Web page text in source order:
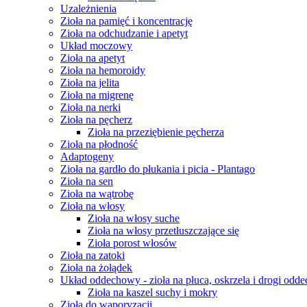
Uzależnienia
Zioła na pamięć i koncentrację
Zioła na odchudzanie i apetyt
Układ moczowy
Zioła na apetyt
Zioła na hemoroidy
Zioła na jelita
Zioła na migrenę
Zioła na nerki
Zioła na pęcherz
Zioła na przeziębienie pęcherza
Zioła na płodność
Adaptogeny
Zioła na gardło do płukania i picia - Plantago
Zioła na sen
Zioła na wątrobę
Zioła na włosy
Zioła na włosy suche
Zioła na włosy przetłuszczające się
Zioła porost włosów
Zioła na zatoki
Zioła na żołądek
Układ oddechowy - zioła na płuca, oskrzela i drogi
Zioła na kaszel suchy i mokry
Zioła do waporyzacji